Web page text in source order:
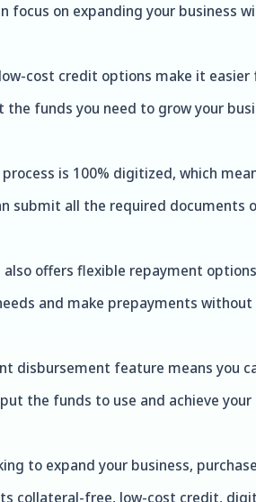
focus on expanding your business
cost credit options make it
funds you need to grow your
is 100% digitized, which
submit all the required documents
also offers flexible repayment
and make prepayments
disbursement feature means
the funds to use and achieve
to expand your business,
collateral-free, low-cost credit,